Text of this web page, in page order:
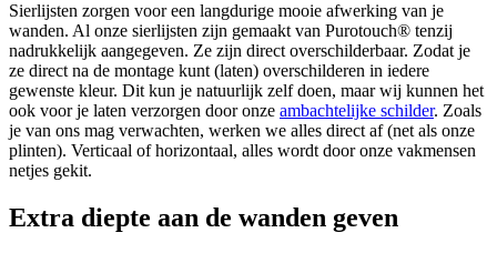
Sierlijsten zorgen voor een langdurige mooie afwerking van je
wanden. Al onze sierlijsten zijn gemaakt van Purotouch® ‎tenzij
nadrukkelijk aangegeven. Ze zijn direct overschilderbaar. Zodat je
ze direct na de montage kunt (laten) overschilderen in iedere
gewenste kleur. Dit kun je natuurlijk zelf doen, maar wij kunnen het
ook voor je laten verzorgen door onze ambachtelijke schilder. Zoals
je van ons mag verwachten, werken we alles direct af (net als onze
plinten). Verticaal of horizontaal, alles wordt door onze vakmensen
netjes gekit.
Extra diepte aan de wanden geven